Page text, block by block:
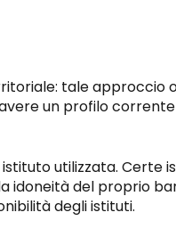
tale approccio
un profilo
utilizzata. Certe
del proprio
degli istituti.